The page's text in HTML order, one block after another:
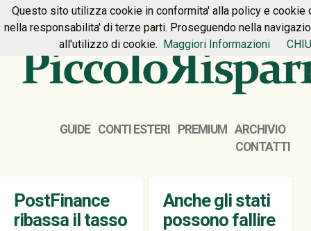
HOME PREMIUM CONTATTI
GUIDE CONTI ESTERI PREMIUM
ARCHIVIO
CONTATTI
PostFinance
ribassa il tasso
Anche gli stati
possono fallire
Questo sito utilizza cookie in conformita' alla policy e cookie
nella responsabilita' di terze parti. Proseguendo nella
all'utilizzo di cookie. Maggiori Informazioni